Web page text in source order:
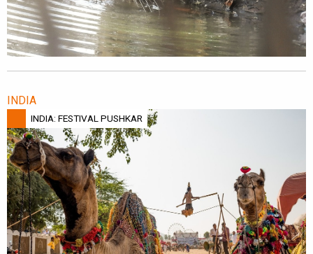
INDIA
INDIA: FESTIVAL PUSHKAR